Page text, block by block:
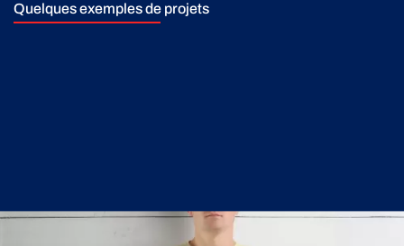
Quelques exemples de projets